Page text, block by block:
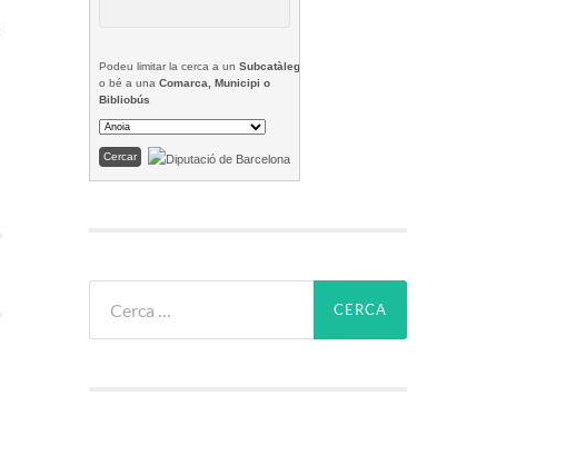
Podeu limitar la cerca a un Subcatàleg
o bé a una Comarca, Municipi o
Bibliobús